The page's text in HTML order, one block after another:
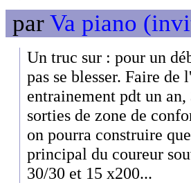
par Va piano
Un truc sur : pour un
pas se blesser. Faire
entrainement pdt un an,
sorties de zone de
on pourra construire
principal du coureur
30/30 et 15 x200...